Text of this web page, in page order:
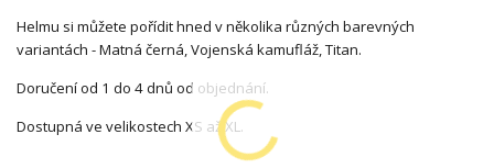
Helmu si můžete pořídit hned v několika různých barevných
variantách - Matná černá, Vojenská kamufláž, Titan.
Doručení od 1 do 4 dnů od objednání.
Dostupná ve velikostech XS až XL.